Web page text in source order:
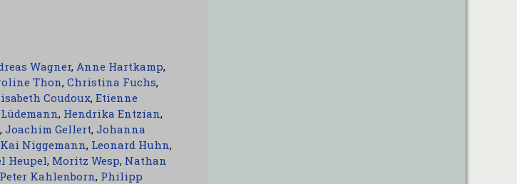
Wagner, Anne Hartkamp,
Thon, Christina Fuchs,
Coudoux, Etienne
, Hendrika Entzian,
, Joachim Gellert, Johanna
Kai Niggemann, Leonard Huhn,
Heupel, Moritz Wesp, Nathan
Peter Kahlenborn, Philipp